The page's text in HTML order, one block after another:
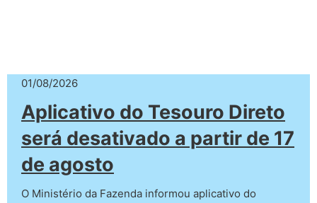
01/08/2026
Aplicativo do Tesouro Direto
será desativado a partir de 17
de agosto
O Ministério da Fazenda informou aplicativo do